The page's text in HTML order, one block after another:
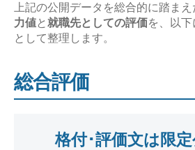
上記の公開データを総合的に踏まえ
力値と就職先としての評価を、以
として整理します。
総合評価
格付･評価文は限